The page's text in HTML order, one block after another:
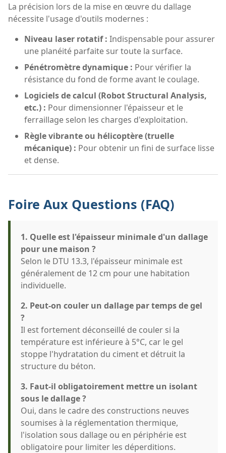
La précision lors de la mise en œuvre du dallage
nécessite l'usage d'outils modernes :
Niveau laser rotatif : Indispensable pour assurer
une planéité parfaite sur toute la surface.
Pénétromètre dynamique : Pour vérifier la
résistance du fond de forme avant le coulage.
Logiciels de calcul (Robot Structural Analysis,
etc.) : Pour dimensionner l'épaisseur et le
ferraillage selon les charges d'exploitation.
Règle vibrante ou hélicoptère (truelle
mécanique) : Pour obtenir un fini de surface lisse
et dense.
Foire Aux Questions (FAQ)
1. Quelle est l'épaisseur minimale d'un dallage
pour une maison ?
Selon le DTU 13.3, l'épaisseur minimale est
généralement de 12 cm pour une habitation
individuelle.
2. Peut-on couler un dallage par temps de gel
?
Il est fortement déconseillé de couler si la
température est inférieure à 5°C, car le gel
stoppe l'hydratation du ciment et détruit la
structure du béton.
3. Faut-il obligatoirement mettre un isolant
sous le dallage ?
Oui, dans le cadre des constructions neuves
soumises à la réglementation thermique,
l'isolation sous dallage ou en périphérie est
obligatoire pour limiter les déperditions.